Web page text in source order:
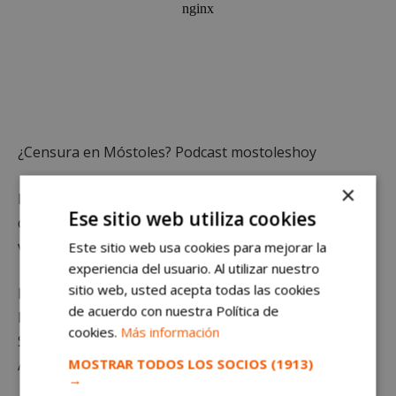
¿Censura en Móstoles? Podcast mostoleshoy
Por cierto, si tienes alguna historia que te gustaría
que contáramos, no dudes en escribir a
victoralfaro@madridpress.es ¡GRACIAS!
Locutor y redactor: Víctor R. Alfaro Voz de indicativos:
Belén Gordo
Sintonía informativos · Podcast Envato Fotografía:
ASEAPO
×
Ese sitio web utiliza cookies
Este sitio web usa cookies para mejorar la
experiencia del usuario. Al utilizar nuestro
sitio web, usted acepta todas las cookies
de acuerdo con nuestra Política de
cookies. Más información
MOSTRAR TODOS LOS SOCIOS (1913)
→